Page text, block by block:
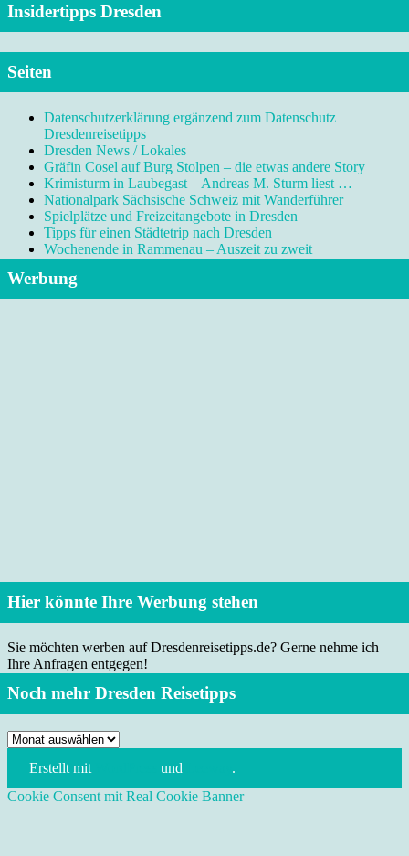
Insidertipps Dresden
Seiten
Datenschutzerklärung ergänzend zum Datenschutz
Dresdenreisetipps
Dresden News / Lokales
Gräfin Cosel auf Burg Stolpen – die etwas andere Story
Krimisturm in Laubegast – Andreas M. Sturm liest …
Nationalpark Sächsische Schweiz mit Wanderführer
Spielplätze und Freizeitangebote in Dresden
Tipps für einen Städtetrip nach Dresden
Wochenende in Rammenau – Auszeit zu zweit
Werbung
Hier könnte Ihre Werbung stehen
Sie möchten werben auf Dresdenreisetipps.de? Gerne nehme ich
Ihre Anfragen entgegen!
Noch mehr Dresden Reisetipps
Noch
Dresden
Reisetipps
Erstellt mit und
.
Cookie Consent mit Real Cookie Banner